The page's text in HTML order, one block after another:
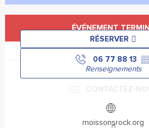
Ouverture et coordonnées
ÉVÉNEMENT
RÉSERVER
06 77 88 13
Renseignements
moissonsrock.org